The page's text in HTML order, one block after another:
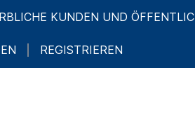
UND ÖFFENTLICHE
REGISTRIEREN